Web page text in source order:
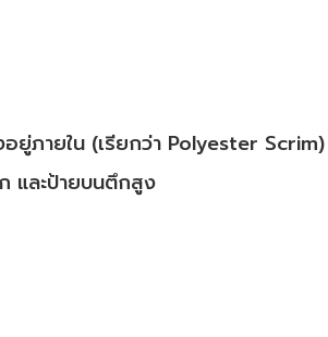
ภายใน (เรียกว่า Polyester
และป้ายบนตึกสูง